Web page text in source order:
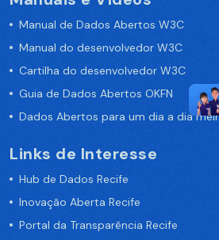
Manual de Dados Abertos W3C
Manual do desenvolvedor W3C
Cartilha do desenvolvedor W3C
Guia de Dados Abertos OKFN
Dados Abertos para um dia a dia
Links de Interesse
Hub de Dados Recife
Inovação Aberta Recife
Portal da Transparência Recife